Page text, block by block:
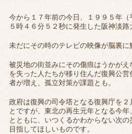
今から１７年前の今日、１９９５年
５時４６分５２秒に発生した阪神淡路
未だにその時のテレビの映像が脳裏に
被災地の街並みにその傷痕はうかが
を失った人たちが移り住んだ復興公
者が増え、孤立対策が課題とも。
政府は復興の司令塔となる復興庁を２
とですが、東北の再生元年となる今
とともに、いつくるかわからない次
目指してほしいものです。